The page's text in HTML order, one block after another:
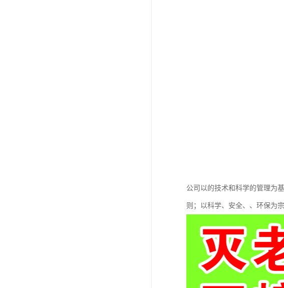
公司以的技术和科学的管理为
则；以科学、安全、、环保为